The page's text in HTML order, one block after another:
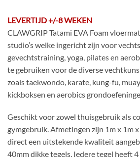
LEVERTIJD +/-8 WEKEN
CLAWGRIP Tatami EVA Foam
studio’s welke ingericht zijn voor
gevechtstraining, yoga, pilates en
te gebruiken voor de diverse
zoals taekwondo, karate, kung-fu,
kickboksen en aerobics
Geschikt voor zowel thuisgebruik als
gymgebruik. Afmetingen zijn 1m x 1m
direct een uitstekende kwaliteit
40mm dikke tegels. Iedere tegel heeft